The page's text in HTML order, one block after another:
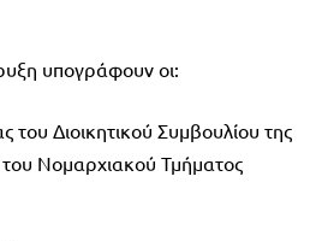
υπογράφουν οι:
του Διοικητικού Συμβουλίου της
Νομαρχιακού Τμήματος